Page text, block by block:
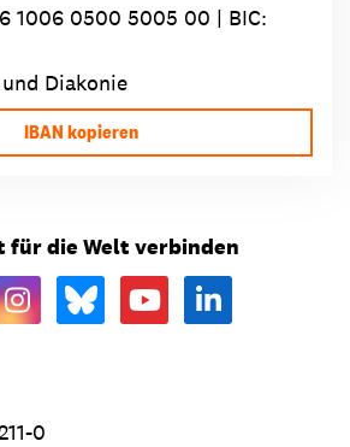
1006 0500 5005 00 | BIC:
Diakonie
IBAN kopieren
für die Welt verbinden
0